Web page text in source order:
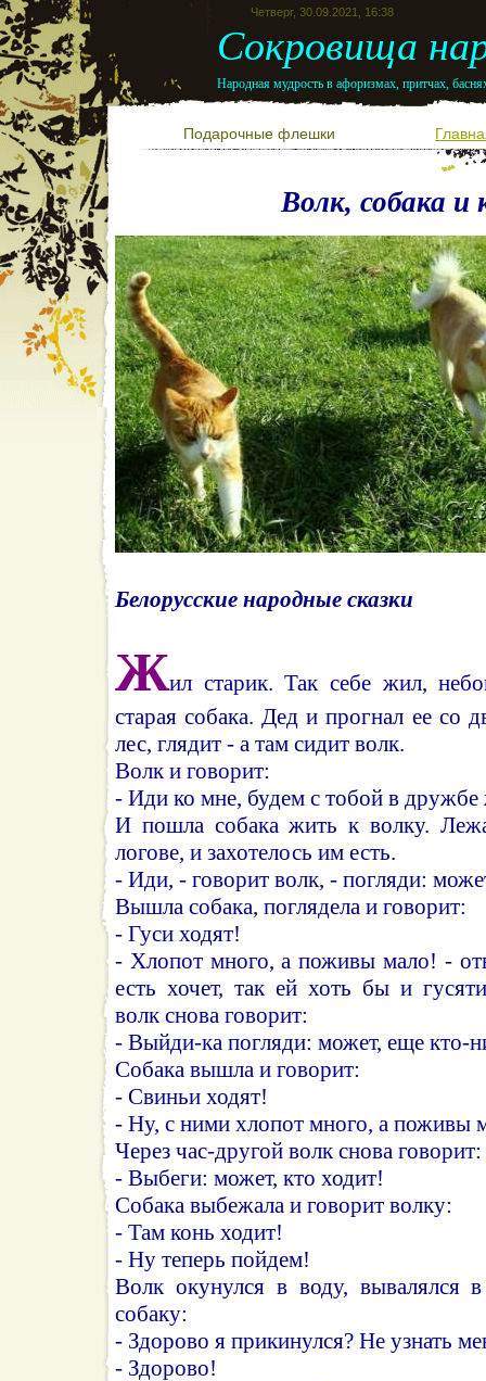
Четверг, 30.09.2021, 16:38
Сокровища
Народная мудрость в афоризмах, притчах,
Подарочные флешки
Волк, собака и
Белорусские народные сказки
Жил старик. Так себе жил,
старая собака. Дед и прогнал ее со
лес, глядит - а там сидит волк.
Волк и говорит:
- Иди ко мне, будем с тобой в
И пошла собака жить к волку.
логове, и захотелось им есть.
- Иди, - говорит волк, - погляди:
Вышла собака, поглядела и говорит:
- Гуси ходят!
- Хлопот много, а поживы мало! -
есть хочет, так ей хоть бы и
волк снова говорит:
- Выйди-ка погляди: может, еще кто-
Собака вышла и говорит:
- Свиньи ходят!
- Ну, с ними хлопот много, а поживы
Через час-другой волк снова говорит:
- Выбеги: может, кто ходит!
Собака выбежала и говорит волку:
- Там конь ходит!
- Ну теперь пойдем!
Волк окунулся в воду, вывалялся
собаку:
- Здорово я прикинулся? Не узнать
- Здорово!